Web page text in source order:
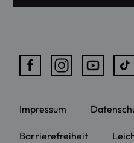
Impressum
Barrierefreiheit